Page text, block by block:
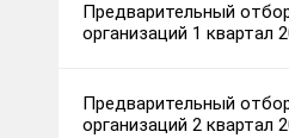
Предварительный
организаций 1 квартал
Предварительный
организаций 2 квартал